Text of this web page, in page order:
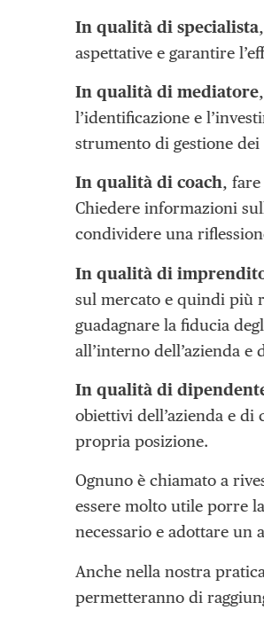
In qualità di specialista
aspettative e garantire
In qualità di mediatore
l’identificazione e
strumento di gestione
In qualità di coach,
Chiedere informazioni
condividere una
In qualità di
sul mercato e quindi più
guadagnare la fiducia
all’interno dell’azienda
In qualità di
obiettivi dell’azienda e di
propria posizione.
Ognuno è chiamato a
essere molto utile porre
necessario e adottare un
Anche nella nostra
permetteranno di